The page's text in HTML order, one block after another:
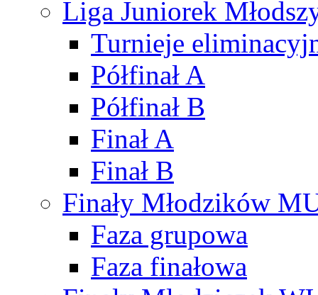
Liga Juniorek
Turnieje
Półfinał A
Półfinał B
Finał A
Finał B
Finały Młodzików
Faza grupowa
Faza finałowa